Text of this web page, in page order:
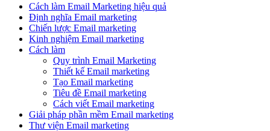
Cách làm Email Marketing hiệu quả
Định nghĩa Email marketing
Chiến lược Email marketing
Kinh nghiệm Email marketing
Cách làm
Quy trình Email Marketing
Thiết kế Email marketing
Tạo Email marketing
Tiêu đề Email marketing
Cách viết Email marketing
Giải pháp phần mềm Email marketing
Thư viện Email marketing